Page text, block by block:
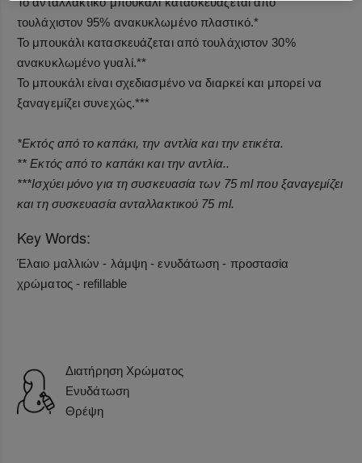
τουλάχιστον 95% ανακυκλωμένο πλαστικό.*
Το μπουκάλι κατασκευάζεται από τουλάχιστον 30%
ανακυκλωμένο γυαλί.**
Το μπουκάλι είναι σχεδιασμένο να διαρκεί και μπορεί να
ξαναγεμίζει συνεχώς.***
*Εκτός από το καπάκι, την αντλία και την ετικέτα.
** Εκτός από το καπάκι και την αντλία..
***Ισχύει μόνο για τη συσκευασία των 75 ml που ξαναγεμίζει
και τη συσκευασία ανταλλακτικού 75 ml.
Key Words:
Έλαιο μαλλιών - λάμψη - ενυδάτωση - προστασία
χρώματος - refillable
Διατήρηση Χρώματος
Ενυδάτωση
Θρέψη